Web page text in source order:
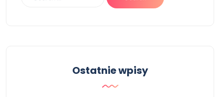
Ostatnie wpisy